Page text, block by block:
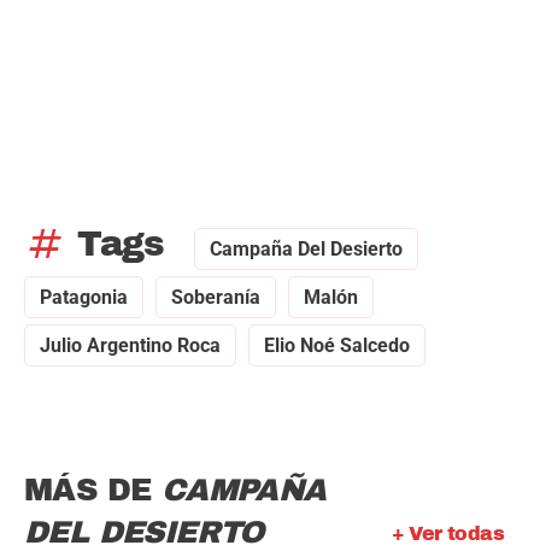
tag Tags Campaña Del Desierto
Patagonia Soberanía Malón
Julio Argentino Roca Elio Noé Salcedo
+ Ver todas
MÁS DE CAMPAÑA
DEL DESIERTO